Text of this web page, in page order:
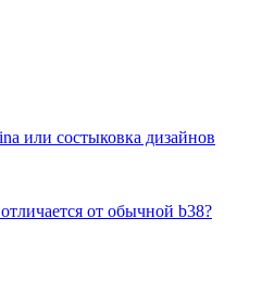
или состыковка дизайнов
от обычной b38?